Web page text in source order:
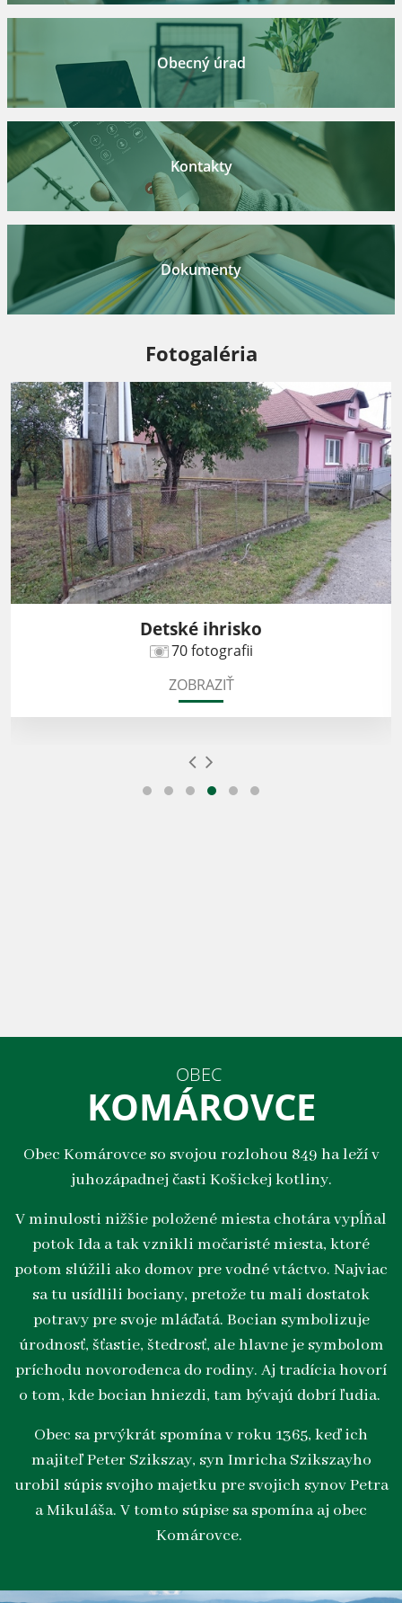
Obecný úrad
Kontakty
Dokumenty
Fotogaléria
Detské ihrisko
70 fotografii
ZOBRAZIŤ
OBEC
KOMÁROVCE
Obec Komárovce so svojou rozlohou 849 ha leží v
juhozápadnej časti Košickej kotliny.
V minulosti nižšie položené miesta chotára vypĺňal
potok Ida a tak vznikli močaristé miesta, ktoré
potom slúžili ako domov pre vodné vtáctvo. Najviac
sa tu usídlili bociany, pretože tu mali dostatok
potravy pre svoje mláďatá. Bocian symbolizuje
úrodnosť, šťastie, štedrosť, ale hlavne je symbolom
príchodu novorodenca do rodiny. Aj tradícia hovorí
o tom, kde bocian hniezdi, tam bývajú dobrí ľudia.
Obec sa prvýkrát spomína v roku 1365, keď ich
majiteľ Peter Szikszay, syn Imricha Szikszayho
urobil súpis svojho majetku pre svojich synov Petra
a Mikuláša. V tomto súpise sa spomína aj obec
Komárovce.